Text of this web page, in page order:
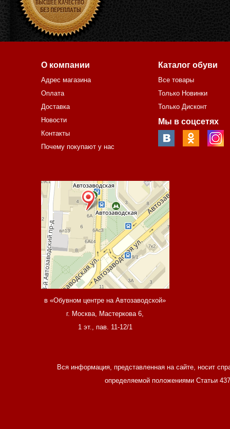
О компании
Адрес магазина
Оплата
Доставка
Новости
Контакты
Почему покупают у нас
Каталог обуви
Все товары
Только Новинки
Только Дисконт
Мы в соцсетях
в «Обувном центре на Автозаводской»
г. Москва, Мастеркова 6,
1 эт., пав. 11-12/1
Вся информация, представленная на сайте, носит
определяемой положениями Статьи